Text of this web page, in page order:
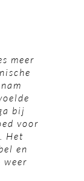
meer
bij
voor
Het
en
weer